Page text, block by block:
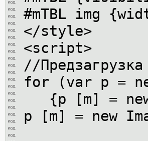
#mTBL img
</style>
<script>
//
for (var p =
{p [m] =
p [m] = new